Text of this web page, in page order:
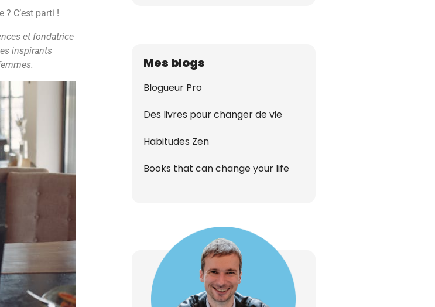
C’est parti !
et fondatrice
inspirants
Mes blogs
Blogueur Pro
Des livres pour changer de vie
Habitudes Zen
Books that can change your life